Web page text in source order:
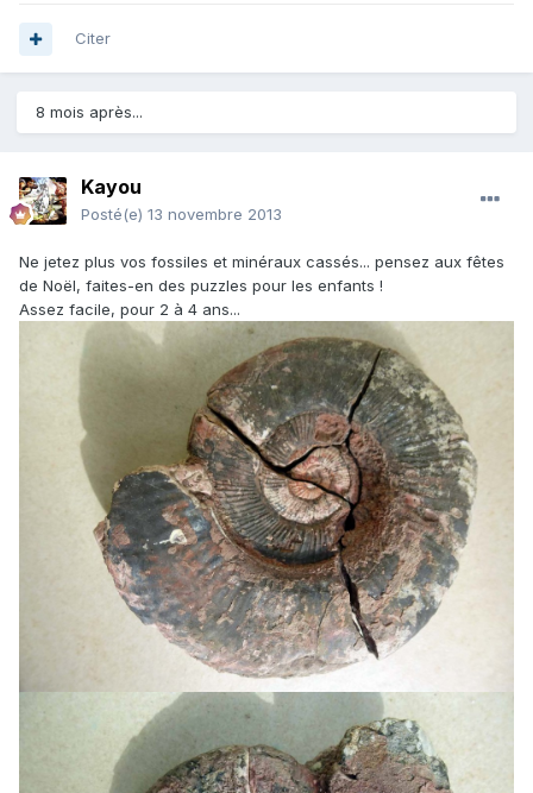
Citer
8 mois après...
Kayou
Posté(e) 13 novembre 2013
Ne jetez plus vos fossiles et minéraux cassés... pensez aux fêtes
de Noël, faites-en des puzzles pour les enfants !
Assez facile, pour 2 à 4 ans...